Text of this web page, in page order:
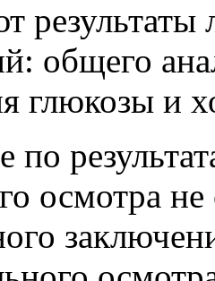
общего
глюкозы и
по
осмотра